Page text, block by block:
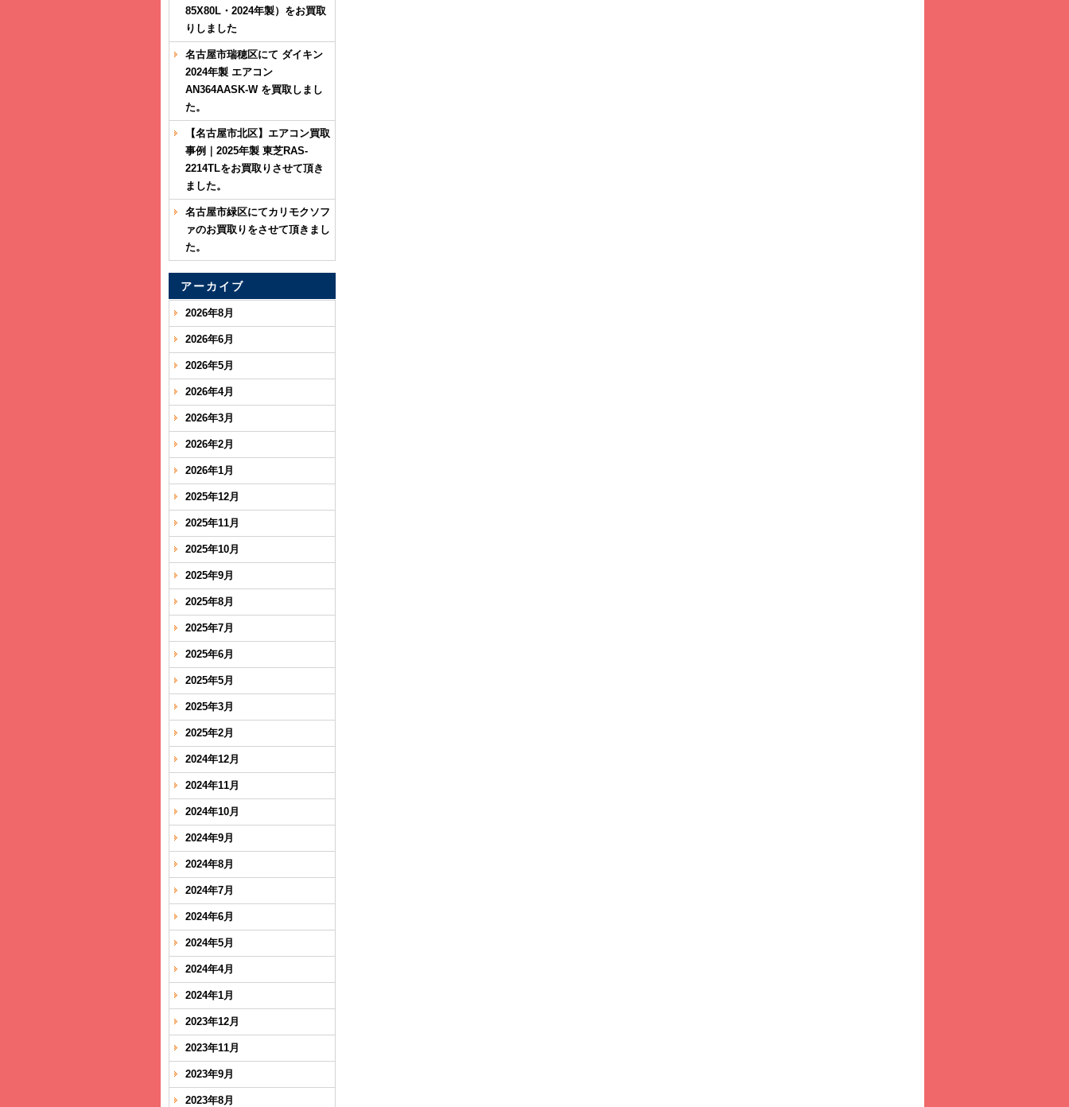
85X80L・2024年製）をお買取
りしました
名古屋市瑞穂区にて ダイキン
2024年製 エアコン
AN364AASK-W を買取しまし
た。
【名古屋市北区】エアコン買取
事例｜2025年製 東芝RAS-
2214TLをお買取りさせて頂き
ました。
名古屋市緑区にてカリモクソフ
ァのお買取りをさせて頂きまし
た。
アーカイブ
2026年8月
2026年6月
2026年5月
2026年4月
2026年3月
2026年2月
2026年1月
2025年12月
2025年11月
2025年10月
2025年9月
2025年8月
2025年7月
2025年6月
2025年5月
2025年3月
2025年2月
2024年12月
2024年11月
2024年10月
2024年9月
2024年8月
2024年7月
2024年6月
2024年5月
2024年4月
2024年1月
2023年12月
2023年11月
2023年9月
2023年8月